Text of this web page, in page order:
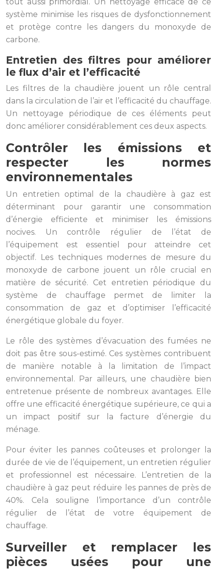
tout aussi primordial. Un nettoyage efficace de ce
système minimise les risques de dysfonctionnement
et protège contre les dangers du monoxyde de
carbone.
Entretien des filtres pour améliorer
le flux d’air et l’efficacité
Les filtres de la chaudière jouent un rôle central
dans la circulation de l’air et l’efficacité du chauffage.
Un nettoyage périodique de ces éléments peut
donc améliorer considérablement ces deux aspects.
Contrôler les émissions et
respecter les normes
environnementales
Un entretien optimal de la chaudière à gaz est
déterminant pour garantir une consommation
d’énergie efficiente et minimiser les émissions
nocives. Un contrôle régulier de l’état de
l’équipement est essentiel pour atteindre cet
objectif. Les techniques modernes de mesure du
monoxyde de carbone jouent un rôle crucial en
matière de sécurité. Cet entretien périodique du
système de chauffage permet de limiter la
consommation de gaz et d’optimiser l’efficacité
énergétique globale du foyer.
Le rôle des systèmes d’évacuation des fumées ne
doit pas être sous-estimé. Ces systèmes contribuent
de manière notable à la limitation de l’impact
environnemental. Par ailleurs, une chaudière bien
entretenue présente de nombreux avantages. Elle
offre une efficacité énergétique supérieure, ce qui a
un impact positif sur la facture d’énergie du
ménage.
Pour éviter les pannes coûteuses et prolonger la
durée de vie de l’équipement, un entretien régulier
et professionnel est nécessaire. L’entretien de la
chaudière à gaz peut réduire les pannes de près de
40%. Cela souligne l’importance d’un contrôle
régulier de l’état de votre équipement de
chauffage.
Surveiller et remplacer les
pièces usées pour une